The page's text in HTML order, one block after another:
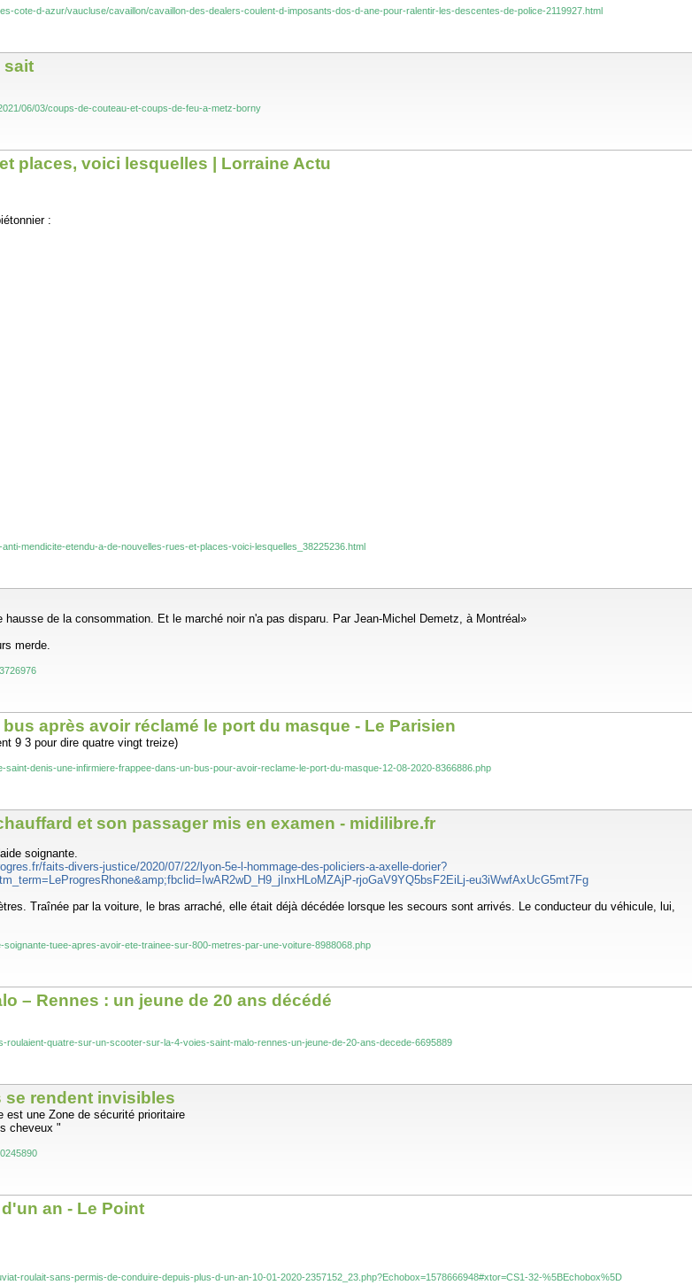
cote-d-azur/vaucluse/cavaillon/cavaillon-des-dealers-coulent-d-imposants-dos-d-ane-pour-ralentir-les-descentes-de-police-2119927.html
sait
06/03/coups-de-couteau-et-coups-de-feu-a-metz-borny
places, voici lesquelles | Lorraine Actu
:
mendicite-etendu-a-de-nouvelles-rues-et-places-voici-lesquelles_38225236.html
de la consommation. Et le marché noir n'a pas disparu. Par Jean-Michel Demetz, à Montréal»
merde.
après avoir réclamé le port du masque - Le Parisien
9 3 pour dire quatre vingt treize)
saint-denis-une-infirmiere-frappee-dans-un-bus-pour-avoir-reclame-le-port-du-masque-12-08-2020-8366886.php
et son passager mis en examen - midilibre.fr
soignante.
faits-divers-justice/2020/07/22/lyon-5e-l-hommage-des-policiers-a-axelle-dorier?
rjoGaV9YQ5bsF2EiLj-eu3iWwfAxUcG5mt7Fg
Traînée par la voiture, le bras arraché, elle était déjà décédée lorsque les secours sont arrivés. Le conducteur du véhicule, lui,
soignante-tuee-apres-avoir-ete-trainee-sur-800-metres-par-une-voiture-8988068.php
– Rennes : un jeune de 20 ans décédé
roulaient-quatre-sur-un-scooter-sur-la-4-voies-saint-malo-rennes-un-jeune-de-20-ans-decede-6695889
se rendent invisibles
une Zone de sécurité prioritaire
cheveux "
an - Le Point
roulait-sans-permis-de-conduire-depuis-plus-d-un-an-10-01-2020-2357152_23.php?Echobox=1578666948#xtor=CS1-32-%5BEchobox%5D